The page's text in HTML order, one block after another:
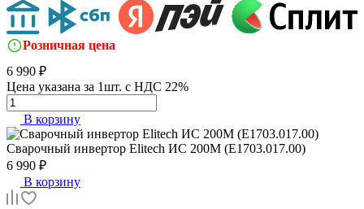
Розничная цена
6 990 ₽
Цена указана за 1шт. с НДС 22%
В корзину
Сварочный инвертор Elitech ИС 200М (E1703.017.00)
6 990 ₽
В корзину